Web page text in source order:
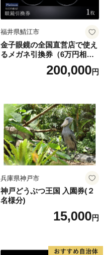
福井県鯖江市
金子眼鏡の全国直営店で使え
るメガネ引換券（6万円相
当） Platinum200,000円
兵庫県神戸市
神戸どうぶつ王国 入園券(２
名様分)
15,000円